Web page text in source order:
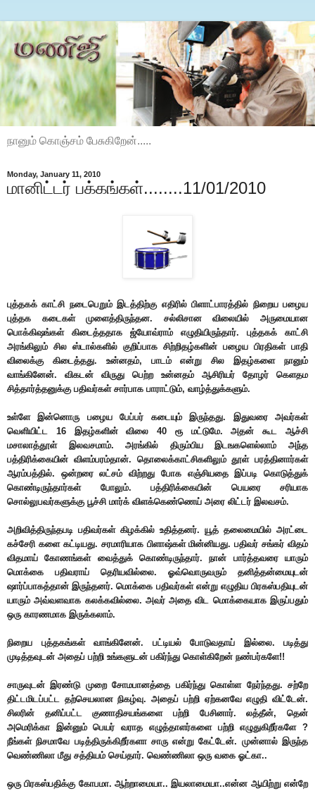
நானும் கொஞ்சம் பேசுகிறேன்.....
Monday, January 11, 2010
மானிட்டர் பக்கங்கள்........11/01/2010
புத்தகக் காட்சி நடைபெறும் இடத்திற்கு எதிரில் பிளாட்பாரத்தில் நிறைய பழைய
புத்தக கடைகள் முளைத்திருந்தன. சல்லிசான விலையில் அருமையான
பொக்கிஷங்கள் கிடைத்ததாக ஜ்யோவ்ராம் எழுதியிருந்தார். புத்தகக் காட்சி
அரங்கிலும் சில ஸ்டால்களில் குறிப்பாக சிற்றிதழ்களின் பழைய பிரதிகள் பாதி
விலைக்கு கிடைத்தது. உன்னதம், பாடம் என்று சில இதழ்களை நானும்
வாங்கினேன். விகடன் விருது பெற்ற உன்னதம் ஆசிரியர் தோழர் கெளதம
சித்தார்த்தனுக்கு பதிவர்கள் சார்பாக பாராட்டும், வாழ்த்துக்களும்.
உள்ளே இன்னொரு பழைய பேப்பர் கடையும் இருந்தது. இதுவரை அவர்கள்
வெளியிட்ட 16 இதழ்களின் விலை 40 ரூ மட்டுமே. அதன் கூட ஆச்சி
மசாலாத்தூள் இலவசமாம். அரங்கில் திரும்பிய இடஙகளெல்லாம் அந்த
பத்திரிக்கையின் விளம்பரம்தான். தொலைக்காட்சிகளிலும் தூள் பரத்தினார்கள்
ஆரம்பத்தில். ஒன்றரை லட்சம் விற்றது போக எஞ்சியதை இப்படி கொடுத்துக்
கொண்டிருந்தார்கள் போலும். பத்திரிக்கையின் பெயரை சரியாக
சொல்லுபவர்களுக்கு பூச்சி மார்க் விளக்கெண்ணெய் அரை லிட்டர் இலவசம்.
அறிவித்திருந்தபடி பதிவர்கள் கிழக்கில் உதித்தனர். யூத் தலைமையில் அரட்டை
கச்சேரி களை கட்டியது. சரமாரியாக பிளாஷ்கள் மின்னியது. பதிவர் சங்கர் விதம்
விதமாய் கோணங்கள் வைத்துக் கொண்டிருந்தார். நான் பார்த்தவரை யாரும்
மொக்கை பதிவராய் தெரியவில்லை. ஓவ்வொருவரும் தனித்தன்மையுடன்
ஷார்ப்பாகத்தான் இருந்தனர். மொக்கை பதிவர்கள் என்று எழுதிய பிரகஸ்பதியுடன்
யாரும் அவ்வளவாக கலக்கவில்லை. அவர் அதை விட மொக்கையாக இருப்பதும்
ஒரு காரணமாக இருக்கலாம்.
நிறைய புத்தகங்கள் வாங்கினேன். பட்டியல் போடுவதாய் இல்லை. படித்து
முடித்தவுடன் அதைப் பற்றி உங்களுடன் பகிர்ந்து கொள்கிறேன் நண்பர்களே!!
சாருவுடன் இரண்டு முறை சோமபானத்தை பகிர்ந்து கொள்ள நேர்ந்தது. சற்றே
திட்டமிடப்பட்ட தற்செயலான நிகழ்வு. அதைப் பற்றி ஏற்கனவே எழுதி விட்டேன்.
சிலரின் தனிப்பட்ட குணாதிசயங்களை பற்றி பேசினார். லத்தீன், தென்
அமெரிக்கா இன்னும் பெயர் வராத எழுத்தாளர்களை பற்றி எழுதுகிறீர்களே ?
நீங்கள் நிசமாவே படித்திருக்கிறீர்களா சாரு என்று கேட்டேன். முன்னால் இருந்த
வெண்ணிலா மீது சத்தியம் செய்தார். வெண்ணிலா ஒரு வகை ஓட்கா..
ஒரு பிரகஸ்பதிக்கு கோபமா. ஆற்றாமையா.. இயலாமையா..என்ன ஆயிற்று என்றே